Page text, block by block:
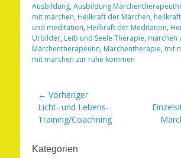
Ausbildung, Ausbildung
mit märchen, Heilkraft der Märchen,
und meditation, Heilkraft der Meditation,
Urbilder, Leib und Seele Therapie, märchen
Märchentherapeutin, Märchentherapie, mit
mit märchen zur ruhe kommen
Beitragsnavigation
← Vorheriger
Vorheriger
Beitrag:
Licht- und Lebens-
Training/Coachning
Nächster
Beitrag:
Kategorien